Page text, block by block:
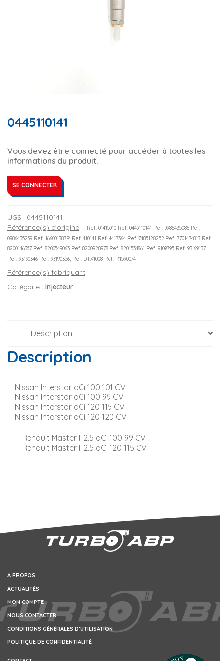
0445110141
Vous devez être connecté pour accéder à toutes les
informations du produit.
SE CONNECTER
UGS : 0445110141
Référence(s) d'origine : , Ref. 01415010 Ref. 0445110141 Ref. 0986435086 Ref.
0986435239 Ref. 166001387R Ref. 410141 Ref. 4417364 Ref. 7485128252 Ref. 7701474813 Ref.
8200146357 Ref. 8200549063 Ref. 8200928978 Ref. 8201534861 Ref. 9109795 Ref. 93169137
Ref. 93190346 Ref. 93190356, Ref. DTX1008 Ref. R1590074
Référence(s) fabriquant :
Catégorie : Injecteur
Description
Description
Nissan Interstar dCi 100 101 CV
Nissan Interstar dCi 100 99 CV
Nissan Interstar dCi 120 115 CV
Nissan Interstar dCi 120 120 CV
Renault Master II 2.5 dCi 100 99 CV
Renault Master II 2.5 dCi 120 115 CV
A PROPOS
ACTUALITÉS
MON COMPTE
NOUS CONTACTER
CONDITIONS GÉNÉRALES D’UTILISATION
POLITIQUE DE CONFIDENTIALITÉ